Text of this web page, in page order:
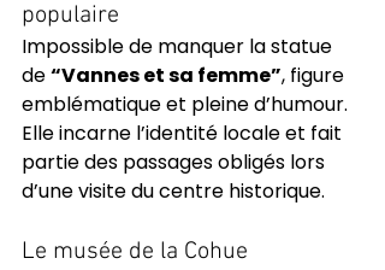
populaire
Impossible de manquer la statue
de “Vannes et sa femme”, figure
emblématique et pleine d’humour.
Elle incarne l’identité locale et fait
partie des passages obligés lors
d’une visite du centre historique.
Le musée de la Cohue